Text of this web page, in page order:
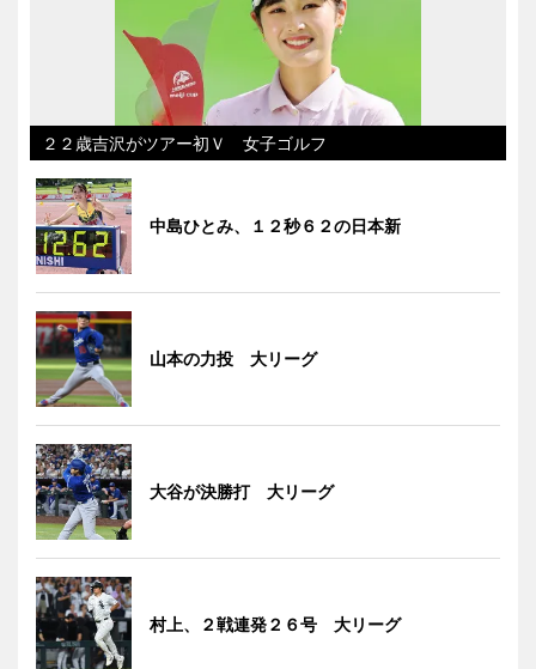
２２歳吉沢がツアー初Ｖ 女子ゴルフ
中島ひとみ、１２秒６２の日本新
山本の力投 大リーグ
大谷が決勝打 大リーグ
村上、２戦連発２６号 大リーグ